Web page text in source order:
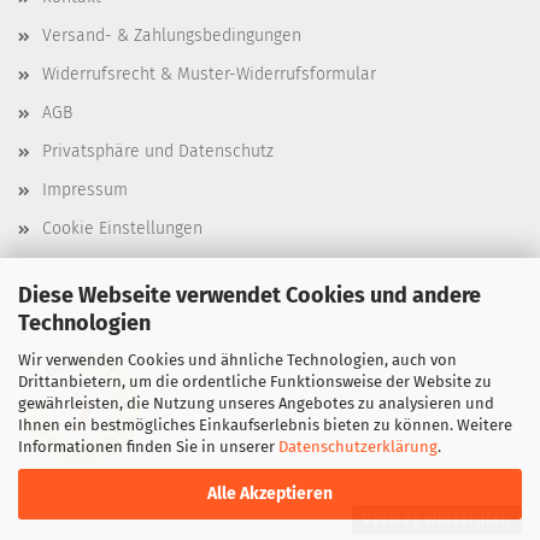
Diese Webseite verwendet Cookies und andere
Technologien
Wir verwenden Cookies und ähnliche Technologien, auch von
Drittanbietern, um die ordentliche Funktionsweise der Website zu
gewährleisten, die Nutzung unseres Angebotes zu analysieren und
Ihnen ein bestmögliches Einkaufserlebnis bieten zu können. Weitere
Informationen finden Sie in unserer Datenschutzerklärung.
Alle Akzeptieren
Versand- & Zahlungsbedingungen
Widerrufsrecht & Muster-Widerrufsformular
AGB
Privatsphäre und Datenschutz
Impressum
Cookie Einstellungen
Vertrag widerrufen